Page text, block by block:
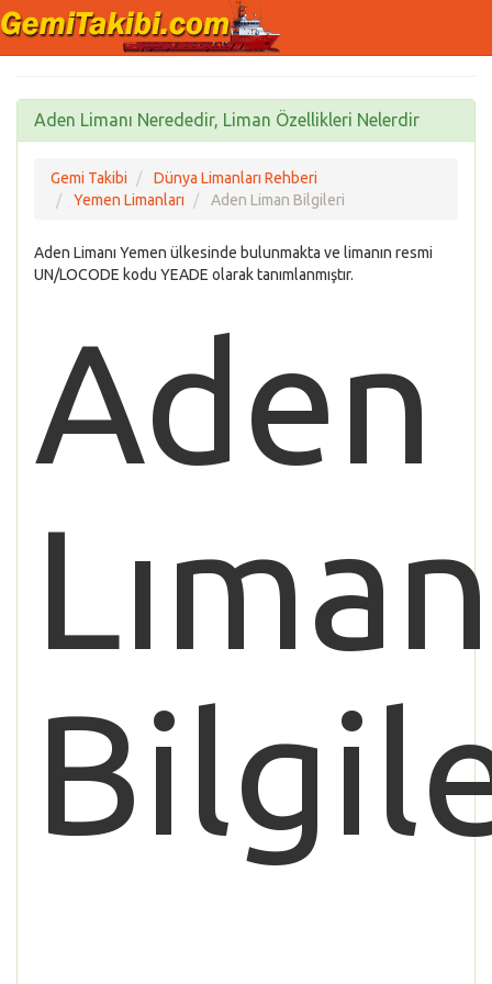
Aden Limanı Nerededir, Liman Özellikleri Nelerdir
Gemi Takibi
Dünya Limanları Rehberi
Yemen Limanları
Aden Liman Bilgileri
Aden Limanı Yemen ülkesinde bulunmakta ve limanın resmi
UN/LOCODE kodu YEADE olarak tanımlanmıştır.
Aden